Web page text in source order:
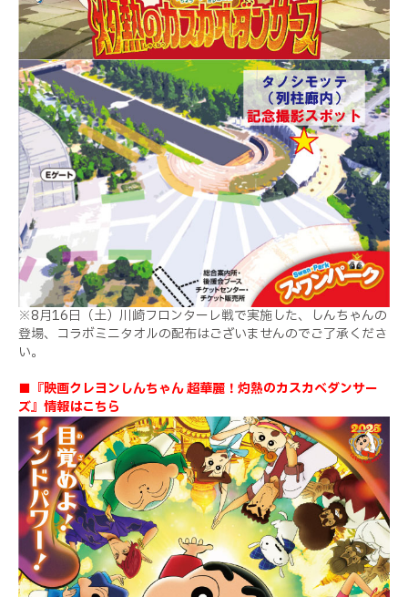
※8月16日（土）川崎フロンターレ戦で実施した、しんちゃんの
登場、コラボミニタオルの配布はございませんのでご了承くださ
い。
■『映画クレヨンしんちゃん 超華麗！灼熱のカスカベダンサー
ズ』情報はこちら